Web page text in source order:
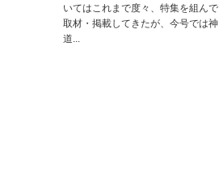
いてはこれまで度々、特集を組んで
取材・掲載してきたが、今号では神
道...